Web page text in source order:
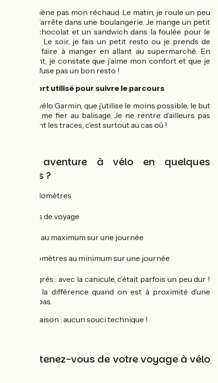
Je n’emmène pas mon réchaud. Le matin, je roule un peu
puis je m’arrête dans une boulangerie. Je mange un petit
pain au chocolat et un sandwich dans la foulée pour le
déjeuner. Le soir, je fais un petit resto ou je prends de
quoi me faire à manger en allant au supermarché. En
vieillissant, je constate que j’aime mon confort et que je
ne me refuse pas un bon resto !
Support utilisé pour suivre le parcours
Un GPS vélo Garmin, que j’utilise le moins possible, le but
étant de me fier au balisage. Je ne rentre d’ailleurs pas
forcément les traces, c’est surtout au cas où !
Votre aventure à vélo en quelques
chiffres ?
950 kilomètres
11 jours de voyage
113 km au maximum sur une journée
70 kilomètres au minimum sur une journée
40 degrés : avec la canicule, c’était parfois un peu dur !
On sent la différence quand on est à proximité d’une
forêt ou pas.
0 crevaison : aucun souci technique !
Que retenez-vous de votre voyage à vélo